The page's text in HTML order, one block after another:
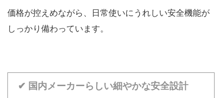
価格が控えめながら、日常使いにうれしい安全機能が
しっかり備わっています。
✔ 国内メーカーらしい細やかな安全設計